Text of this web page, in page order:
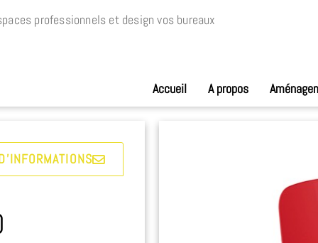
professionnels et design vos bureaux
Accueil A propos